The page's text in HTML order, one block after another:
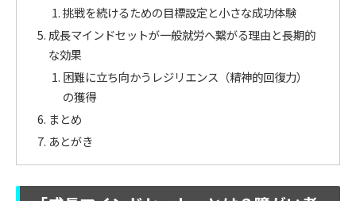
挑戦を続けるための目標設定と小さな成功体験
成長マインドセットが一般就労へ繋がる理由と長期的
な効果
困難に立ち向かうレジリエンス（精神的回復力）
の獲得
まとめ
あとがき